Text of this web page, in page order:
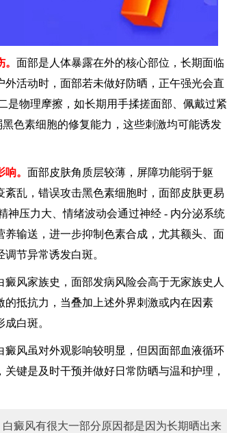
面部是人体暴露在外的核心部位，长期面临
活动时，面部若未做好防晒，正午强光会直
是物理摩擦，如长期用手揉搓面部、佩戴过紧
色素细胞的修复能力，这些刺激均可能诱发
。 面部皮肤角质层较薄，屏障功能弱于躯
乱，错误攻击黑色素细胞时，面部皮肤更易
神压力大、情绪波动会通过神经 - 内分泌系统
输送，进一步抑制色素合成，尤其额头、面
节异常诱发白斑。
癜风家族史，面部发病风险会高于无家族史人
抵抗力，当叠加上述外界刺激或内在因素
白斑。
癜风虽对外观影响较明显，但因面部血液循环
键是及时干预并做好日常防晒与温和护理，
白癜风有很大一部分原因都是因为长期晒出来